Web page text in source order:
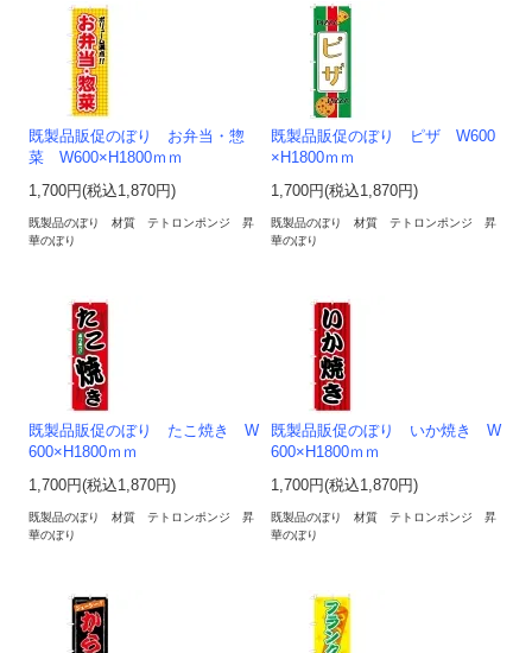
既製品販促のぼり お弁当・惣
菜 W600×H1800ｍｍ
1,700円(税込1,870円)
既製品のぼり 材質 テトロンポンジ 昇
華のぼり
既製品販促のぼり ピザ W600
×H1800ｍｍ
1,700円(税込1,870円)
既製品のぼり 材質 テトロンポンジ 昇
華のぼり
既製品販促のぼり たこ焼き W
600×H1800ｍｍ
1,700円(税込1,870円)
既製品のぼり 材質 テトロンポンジ 昇
華のぼり
既製品販促のぼり いか焼き W
600×H1800ｍｍ
1,700円(税込1,870円)
既製品のぼり 材質 テトロンポンジ 昇
華のぼり